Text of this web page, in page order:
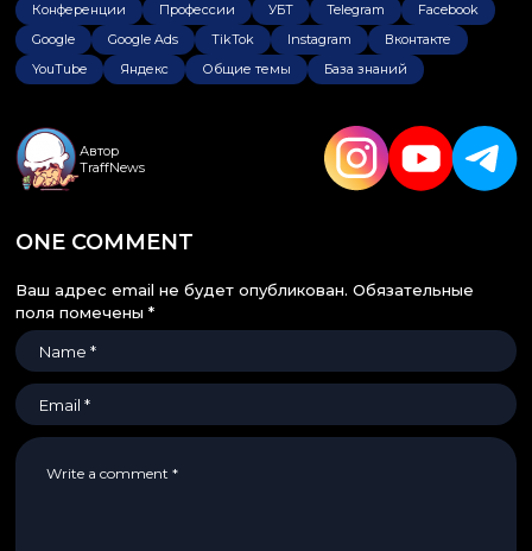
Конференции
Профессии УБТ Telegram
Facebook
Google
Google Ads TikTok Instagram
Вконтакте
YouTube
Яндекс Общие темы База знаний
Автор
TraffNews
ONE COMMENT
Ваш адрес email не будет опубликован. Обязательные
поля помечены *